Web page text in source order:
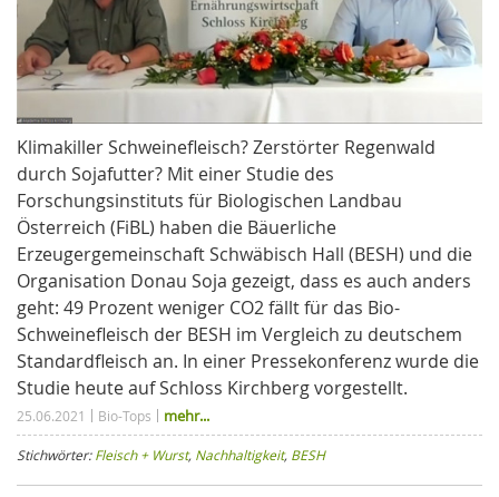
Klimakiller Schweinefleisch? Zerstörter Regenwald
durch Sojafutter? Mit einer Studie des
Forschungsinstituts für Biologischen Landbau
Österreich (FiBL) haben die Bäuerliche
Erzeugergemeinschaft Schwäbisch Hall (BESH) und die
Organisation Donau Soja gezeigt, dass es auch anders
geht: 49 Prozent weniger CO2 fällt für das Bio-
Schweinefleisch der BESH im Vergleich zu deutschem
Standardfleisch an. In einer Pressekonferenz wurde die
Studie heute auf Schloss Kirchberg vorgestellt.
25.06.2021 Bio-Tops mehr...
Stichwörter:Fleisch + Wurst, Nachhaltigkeit, BESH